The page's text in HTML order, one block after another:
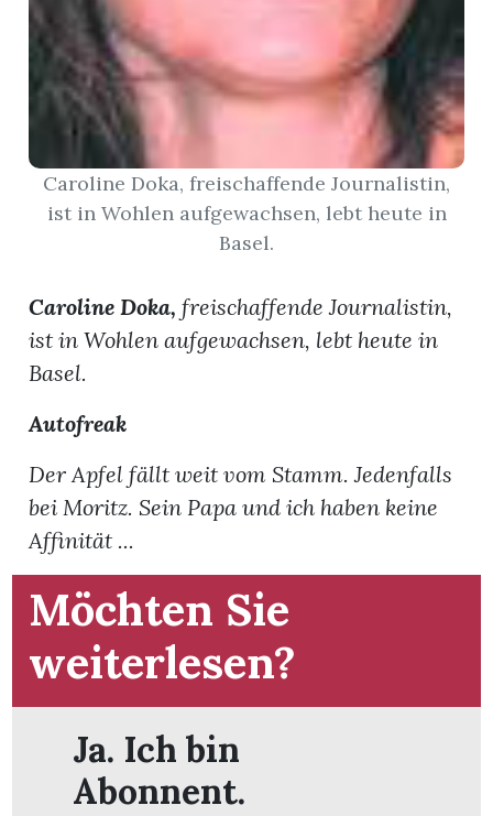
Bremgarten
Caroline Doka, freischaffende Journalistin,
ist in Wohlen aufgewachsen, lebt heute in
Basel.
Caroline Doka,freischaffende Journalistin,
ist in Wohlen aufgewachsen, lebt heute in
Basel.
Autofreak
Der Apfel fällt weit vom Stamm. Jedenfalls
bei Moritz. Sein Papa und ich haben keine
Affinität ...
Möchten Sie
weiterlesen?
Ja. Ich bin
Abonnent.